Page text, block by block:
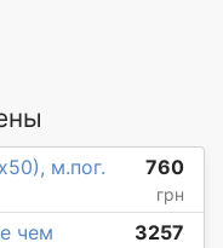
м.пог. 760
грн
чем
3257